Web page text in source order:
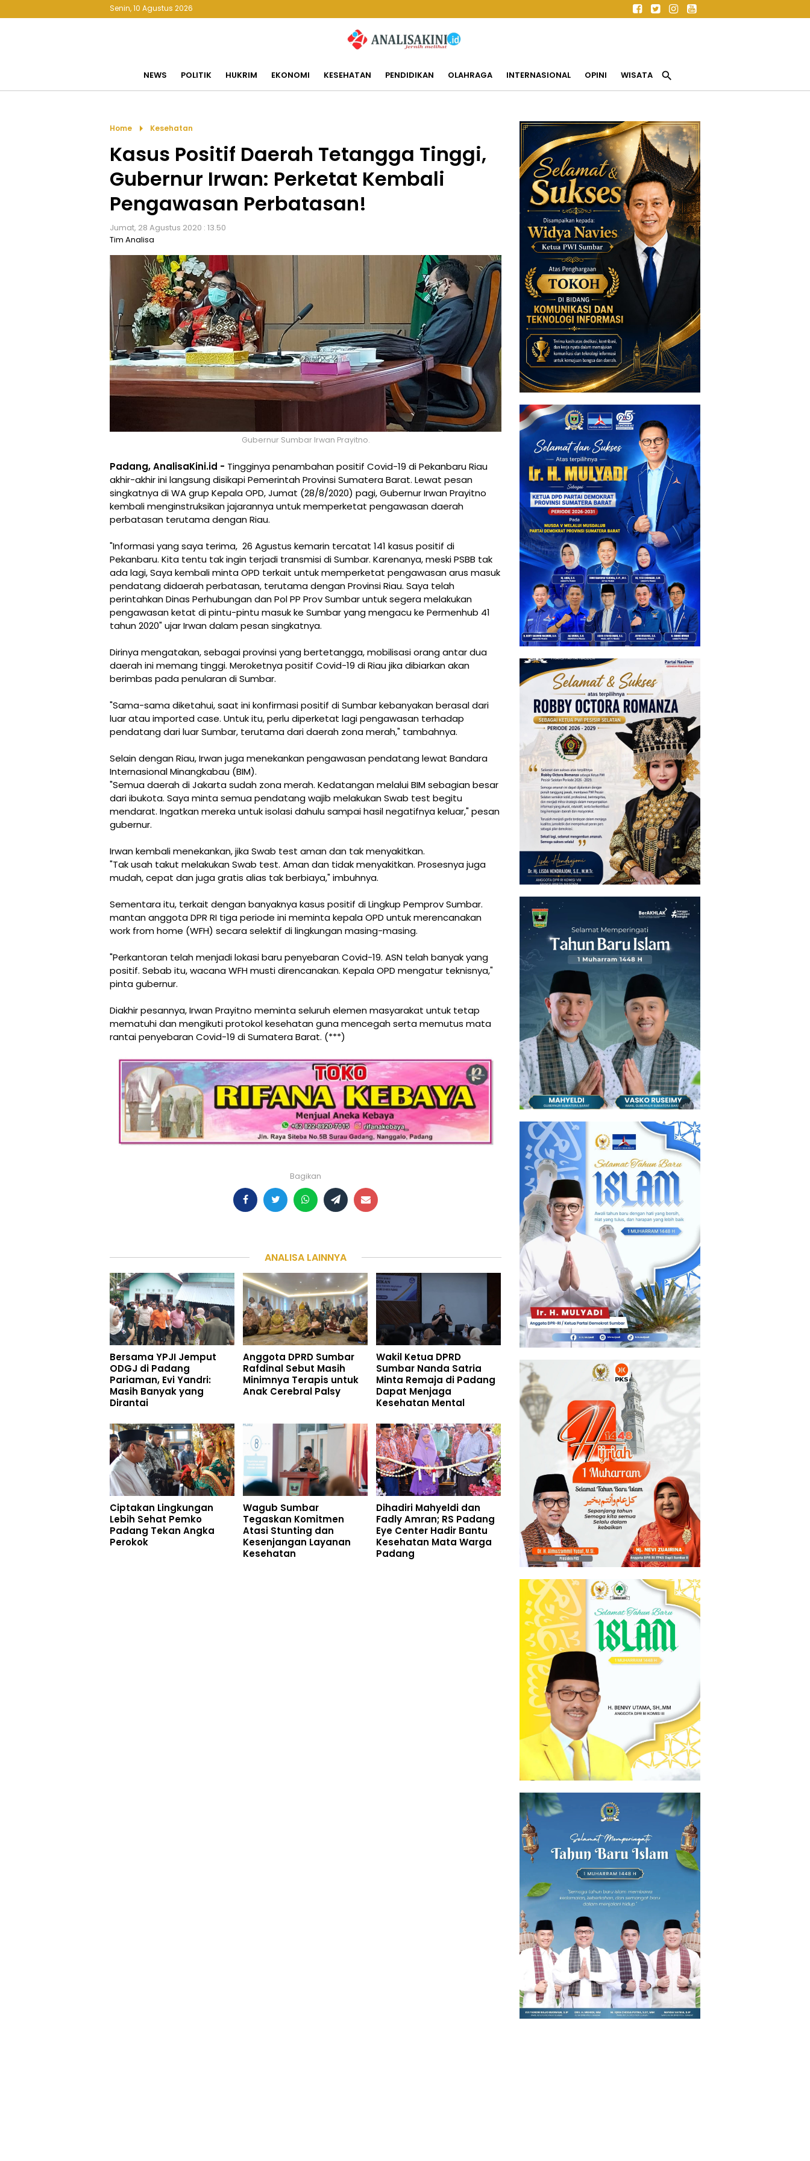
Senin, 10 Agustus 2026
NEWS POLITIK HUKRIM EKONOMI KESEHATAN PENDIDIKAN OLAHRAGA INTERNASIONAL OPINI WISATA search
Home arrow_right Kesehatan
Kasus Positif Daerah Tetangga Tinggi,
Gubernur Irwan: Perketat Kembali
Pengawasan Perbatasan!
Jumat, 28 Agustus 2020 : 13.50
Tim Analisa
Gubernur Sumbar Irwan Prayitno.
Padang, AnalisaKini.id - Tingginya penambahan positif Covid-19 di Pekanbaru Riau
akhir-akhir ini langsung disikapi Pemerintah Provinsi Sumatera Barat. Lewat pesan
singkatnya di WA grup Kepala OPD, Jumat (28/8/2020) pagi, Gubernur Irwan Prayitno
kembali menginstruksikan jajarannya untuk memperketat pengawasan daerah
perbatasan terutama dengan Riau.
"Informasi yang saya terima, 26 Agustus kemarin tercatat 141 kasus positif di
Pekanbaru. Kita tentu tak ingin terjadi transmisi di Sumbar. Karenanya, meski PSBB tak
ada lagi, Saya kembali minta OPD terkait untuk memperketat pengawasan arus masuk
pendatang didaerah perbatasan, terutama dengan Provinsi Riau. Saya telah
perintahkan Dinas Perhubungan dan Pol PP Prov Sumbar untuk segera melakukan
pengawasan ketat di pintu-pintu masuk ke Sumbar yang mengacu ke Permenhub 41
tahun 2020" ujar Irwan dalam pesan singkatnya.
Dirinya mengatakan, sebagai provinsi yang bertetangga, mobilisasi orang antar dua
daerah ini memang tinggi. Meroketnya positif Covid-19 di Riau jika dibiarkan akan
berimbas pada penularan di Sumbar.
"Sama-sama diketahui, saat ini konfirmasi positif di Sumbar kebanyakan berasal dari
luar atau imported case. Untuk itu, perlu diperketat lagi pengawasan terhadap
pendatang dari luar Sumbar, terutama dari daerah zona merah," tambahnya.
Selain dengan Riau, Irwan juga menekankan pengawasan pendatang lewat Bandara
Internasional Minangkabau (BIM).
"Semua daerah di Jakarta sudah zona merah. Kedatangan melalui BIM sebagian besar
dari ibukota. Saya minta semua pendatang wajib melakukan Swab test begitu
mendarat. Ingatkan mereka untuk isolasi dahulu sampai hasil negatifnya keluar," pesan
gubernur.
Irwan kembali menekankan, jika Swab test aman dan tak menyakitkan.
"Tak usah takut melakukan Swab test. Aman dan tidak menyakitkan. Prosesnya juga
mudah, cepat dan juga gratis alias tak berbiaya," imbuhnya.
Sementara itu, terkait dengan banyaknya kasus positif di Lingkup Pemprov Sumbar.
mantan anggota DPR RI tiga periode ini meminta kepala OPD untuk merencanakan
work from home (WFH) secara selektif di lingkungan masing-masing.
"Perkantoran telah menjadi lokasi baru penyebaran Covid-19. ASN telah banyak yang
positif. Sebab itu, wacana WFH musti direncanakan. Kepala OPD mengatur teknisnya,"
pinta gubernur.
Diakhir pesannya, Irwan Prayitno meminta seluruh elemen masyarakat untuk tetap
mematuhi dan mengikuti protokol kesehatan guna mencegah serta memutus mata
rantai penyebaran Covid-19 di Sumatera Barat. (***)
Bagikan
ANALISA LAINNYA
Bersama YPJI Jemput
ODGJ di Padang
Pariaman, Evi Yandri:
Masih Banyak yang
Dirantai
Anggota DPRD Sumbar
Rafdinal Sebut Masih
Minimnya Terapis untuk
Anak Cerebral Palsy
Wakil Ketua DPRD
Sumbar Nanda Satria
Minta Remaja di Padang
Dapat Menjaga
Kesehatan Mental
Ciptakan Lingkungan
Lebih Sehat Pemko
Padang Tekan Angka
Perokok
Wagub Sumbar
Tegaskan Komitmen
Atasi Stunting dan
Kesenjangan Layanan
Kesehatan
Dihadiri Mahyeldi dan
Fadly Amran; RS Padang
Eye Center Hadir Bantu
Kesehatan Mata Warga
Padang